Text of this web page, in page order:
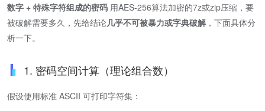
数字 + 特殊字符组成的密码 用AES-256算法加密的7z或zip压缩，要
被破解需要多久，先给结论几乎不可被暴力或字典破解 ，下面具体分
析一下。
1. 密码空间计算（理论组合数）
假设使用标准 ASCII 可打印字符集：